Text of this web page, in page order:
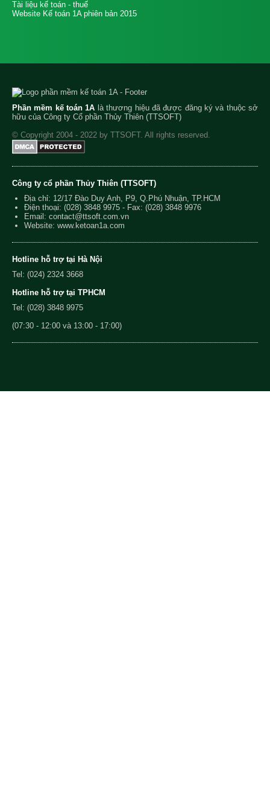
Tài liệu kế toán - thuế
Website Kế toán 1A phiên bản 2015
Phần mềm kế toán 1A là thương hiệu đã được đăng ký và thuộc sở
hữu của Công ty Cổ phần Thủy Thiên (TTSOFT)
© Copyright 2004 - 2022 by TTSOFT. All rights reserved.
Công ty cổ phần Thủy Thiên (TTSOFT)
Địa chỉ: 12/17 Đào Duy Anh, P9, Q.Phú Nhuận, TP.HCM
Điện thoại: (028) 3848 9975 - Fax: (028) 3848 9976
Email: contact@ttsoft.com.vn
Website: www.ketoan1a.com
Hotline hỗ trợ tại Hà Nội
Tel: (024) 2324 3668
Hotline hỗ trợ tại TPHCM
Tel: (028) 3848 9975
(07:30 - 12:00 và 13:00 - 17:00)